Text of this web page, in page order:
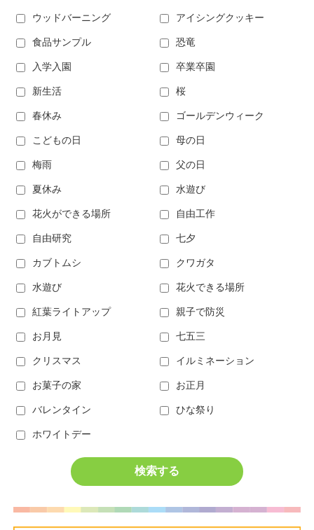
ウッドバーニング アイシングクッキー
食品サンプル 恐竜
入学入園 卒業卒園
新生活 桜
春休み ゴールデンウィーク
こどもの日 母の日
梅雨 父の日
夏休み 水遊び
花火ができる場所 自由工作
自由研究 七夕
カブトムシ クワガタ
水遊び 花火できる場所
紅葉ライトアップ 親子で防災
お月見 七五三
クリスマス イルミネーション
お菓子の家 お正月
バレンタイン ひな祭り
ホワイトデー